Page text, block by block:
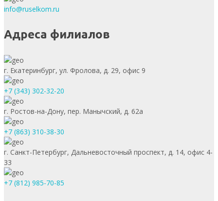
info@ruselkom.ru
Адреса филиалов
г. Екатеринбург, ул. Фролова, д. 29, офис 9
+7 (343) 302-32-20
г. Ростов-на-Дону, пер. Манычский, д. 62а
+7 (863) 310-38-30
г. Санкт-Петербург, Дальневосточный проспект, д. 14, офис 4-
33
+7 (812) 985-70-85